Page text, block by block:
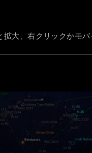
拡大、右クリックかモ